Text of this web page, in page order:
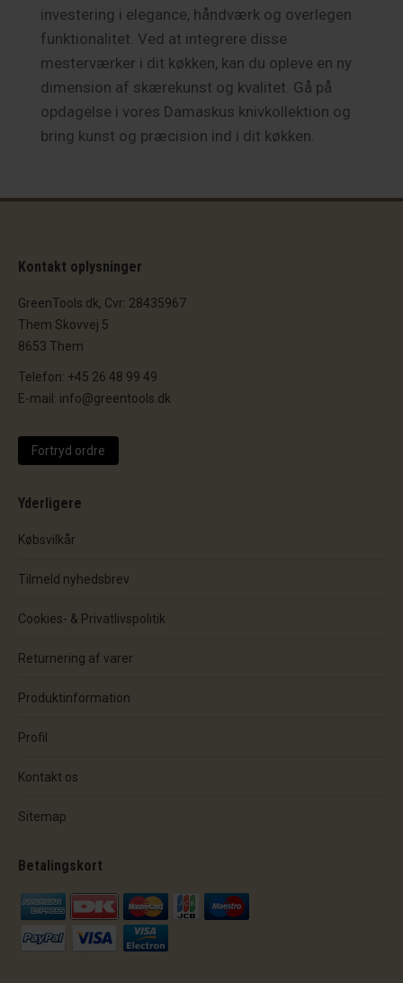
investering i elegance, håndværk og overlegen
funktionalitet. Ved at integrere disse
mesterværker i dit køkken, kan du opleve en ny
dimension af skærekunst og kvalitet. Gå på
opdagelse i vores Damaskus knivkollektion og
bring kunst og præcision ind i dit køkken.
Kontakt oplysninger
GreenTools.dk, Cvr: 28435967
Them Skovvej 5
8653 Them
Telefon: +45 26 48 99 49
E-mail: info@greentools.dk
Fortryd ordre
Yderligere
Købsvilkår
Tilmeld nyhedsbrev
Cookies- & Privatlivspolitik
Returnering af varer
Produktinformation
Profil
Kontakt os
Sitemap
Betalingskort